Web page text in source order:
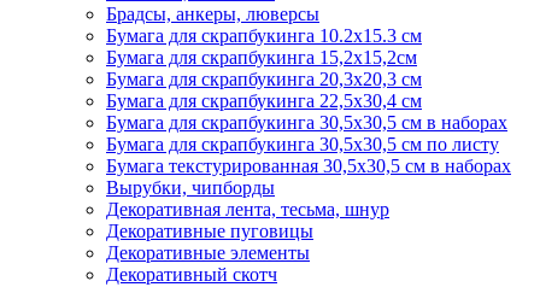
Брадсы, анкеры, люверсы
Бумага для скрапбукинга 10.2х15.3 см
Бумага для скрапбукинга 15,2х15,2см
Бумага для скрапбукинга 20,3х20,3 см
Бумага для скрапбукинга 22,5х30,4 см
Бумага для скрапбукинга 30,5х30,5 см в наборах
Бумага для скрапбукинга 30,5х30,5 см по листу
Бумага текстурированная 30,5х30,5 см в наборах
Вырубки, чипборды
Декоративная лента, тесьма, шнур
Декоративные пуговицы
Декоративные элементы
Декоративный скотч